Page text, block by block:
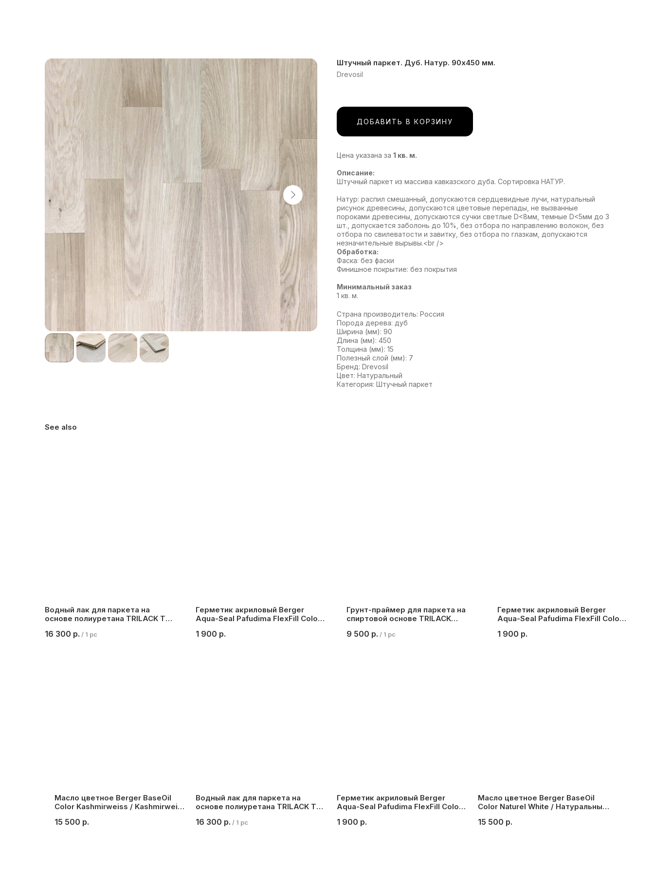
Штучный паркет. Дуб. Натур. 90х450 мм.
Drevosil
ДОБАВИТЬ В КОРЗИНУ
Цена указана за 1 кв. м.
Описание:
Штучный паркет из массива кавказского дуба. Сортировка НАТУР.
Натур: распил смешанный, допускаются сердцевидные лучи, натуральный
рисунок древесины, допускаются цветовые перепады, не вызванные
пороками древесины, допускаются сучки светлые D<8мм, темные D<5мм до 3
шт., допускается заболонь до 10%, без отбора по направлению волокон, без
отбора по свилеватости и завитку, без отбора по глазкам, допускаются
незначительные вырывы.<br />
Обработка:
Фаска: без фаски
Финишное покрытие: без покрытия
Минимальный заказ
1 кв. м.
Страна производитель: Россия
Порода дерева: дуб
Ширина (мм): 90
Длина (мм): 450
Толщина (мм): 15
Полезный слой (мм): 7
Бренд: Drevosil
Цвет: Натуральный
Категория: Штучный паркет
See also
Водный лак для паркета на
основе полиуретана TRILACK TOP
16 300 р. / 1 pc
Герметик акриловый Berger
Aqua-Seal Pafudima FlexFill Color
1 900 р.
Грунт-праймер для паркета на
спиртовой основе TRILACK
9 500 р. / 1 pc
Герметик акриловый Berger
Aqua-Seal Pafudima FlexFill Color
1 900 р.
Масло цветное Berger BaseOil
Color Kashmirweiss / Kashmirweith
15 500 р.
Водный лак для паркета на
основе полиуретана TRILACK TOP
16 300 р. / 1 pc
Герметик акриловый Berger
Aqua-Seal Pafudima FlexFill Color
1 900 р.
Масло цветное Berger BaseOil
Color Naturel White / Натуральный
15 500 р.